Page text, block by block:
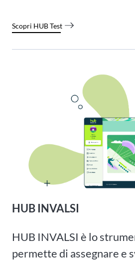
Scopri HUB Test
HUB INVALSI
HUB INVALSI è lo
permette di assegnare e